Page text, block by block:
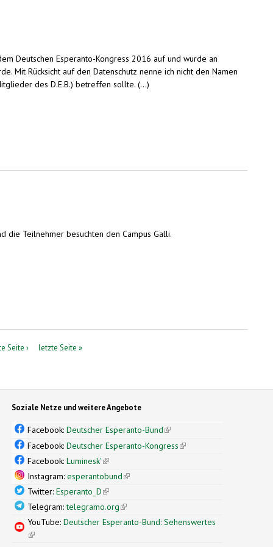
Deutschen Esperanto-Kongress 2016 auf und wurde an
Mit Rücksicht auf den Datenschutz nenne ich nicht den Namen
des D.E.B.) betreffen sollte. (...)
die Teilnehmer besuchten den Campus Galli.
Seite › letzte Seite »
Soziale Netze und weitere Angebote
Facebook:Deutscher Esperanto-Bund(link is external)
Facebook:Deutscher Esperanto-Kongress(link is external)
Facebook:Luminesk'(link is external)
Instagram:esperantobund(link is external)
Twitter:Esperanto_D(link is external)
Telegram:telegramo.org(link is external)
YouTube:Deutscher Esperanto-Bund: Sehenswertes
(link is external)